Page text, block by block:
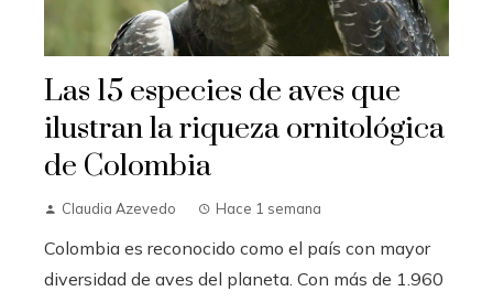
Las 15 especies de aves que
ilustran la riqueza ornitológica
de Colombia
Claudia Azevedo Hace 1 semana
Colombia es reconocido como el país con mayor
diversidad de aves del planeta. Con más de 1.960